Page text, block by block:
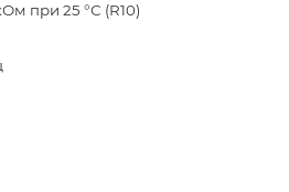
при 25 °С (R10)